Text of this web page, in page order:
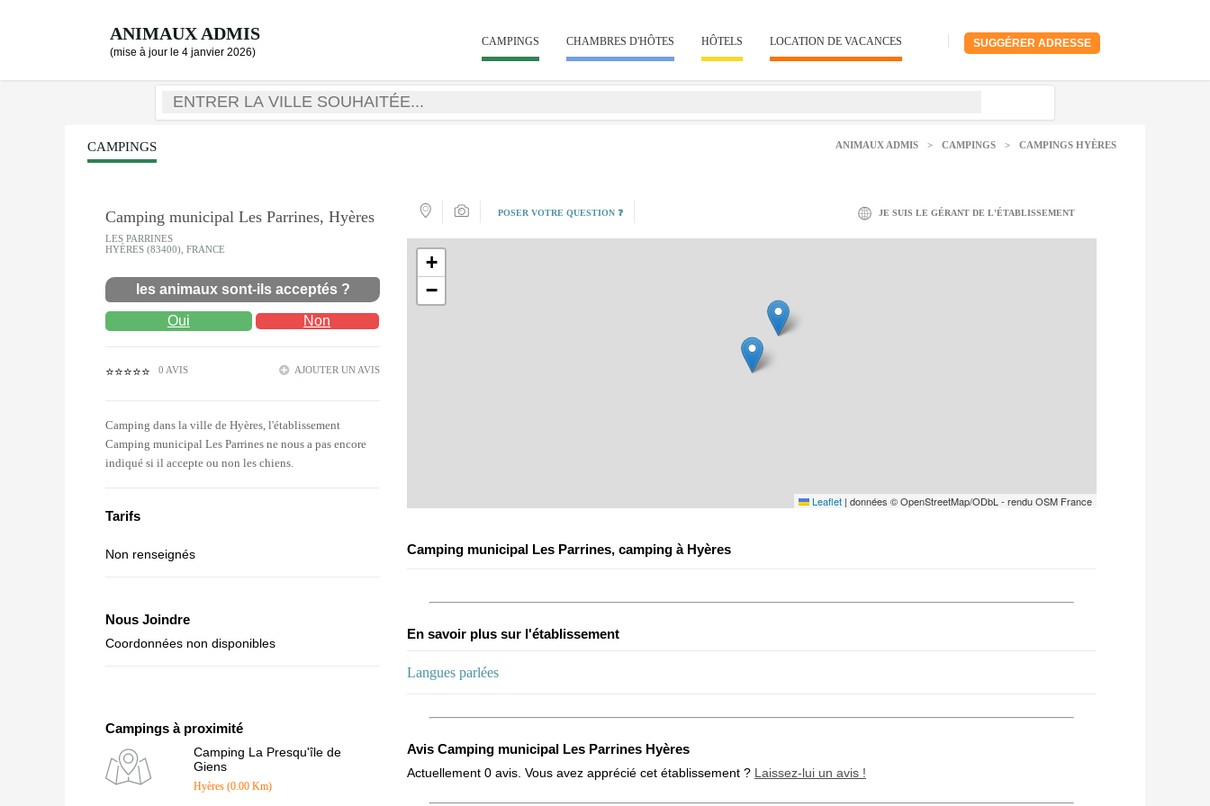
ANIMAUX ADMIS
(mise à jour le 4 janvier 2026)
SUGGÉRER ADRESSE
CAMPINGS CHAMBRES D'HÔTES HÔTELS LOCATION DE VACANCES
CAMPINGS ANIMAUX ADMIS > CAMPINGS > CAMPINGS HYÈRES
Camping municipal Les Parrines, Hyères
LES PARRINES
HYÈRES (83400), FRANCE
les animaux sont-ils acceptés ?
Oui Non
⭐⭐⭐⭐⭐ 0 AVIS AJOUTER UN AVIS
Camping dans la ville de Hyères, l'établissement
Camping municipal Les Parrines ne nous a pas encore
indiqué si il accepte ou non les chiens.
Tarifs
Non renseignés
Nous Joindre
Coordonnées non disponibles
Campings à proximité
Camping La Presqu'île de
Giens
Hyères (0.00 Km)
POSER VOTRE QUESTION ❓ JE SUIS LE GÉRANT DE L'ÉTABLISSEMENT
+
−
Leaflet | données © OpenStreetMap/ODbL - rendu OSM France
Camping municipal Les Parrines, camping à Hyères
En savoir plus sur l'établissement
Langues parlées
Avis Camping municipal Les Parrines Hyères
Actuellement 0 avis. Vous avez apprécié cet établissement ? Laissez-lui un avis !